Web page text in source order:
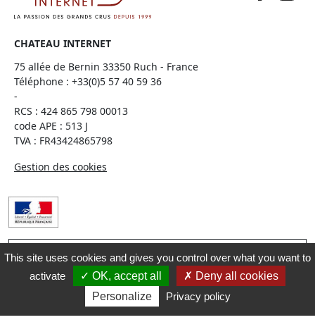
CHATEAU INTERNET
75 allée de Bernin 33350 Ruch - France
Téléphone : +33(0)5 57 40 59 36
-
RCS : 424 865 798 00013
code APE : 513 J
TVA : FR43424865798
Gestion des cookies
Interdiction de vente de boissons alcooliques aux
mineurs de moins de 18 ans La preuve de majorité de
l’acheteur est exigée au moment de la vente en ligne.
CODE DE LA SANTE PUBLIQUE, ART. L. 3342-1 et L. 3353-3
This site uses cookies and gives you control over what you want to
activate
OK, accept all
Deny all cookies
Personalize
Privacy policy